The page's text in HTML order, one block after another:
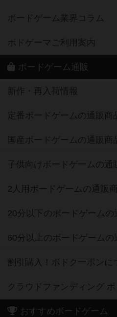
ボードゲーム業界コラム
ボドゲーマご利用案内
ボードゲーム通販
新作・再入荷情報
定番ボードゲームの通販商
国産ボードゲームの通販商
子供向けボードゲームの通
2人用ボードゲームの通販
20分以下のボードゲームの
60分以上のボードゲームの
割引購入！ボドクーポンに
クラウドファンディング
おすすめボードゲーム